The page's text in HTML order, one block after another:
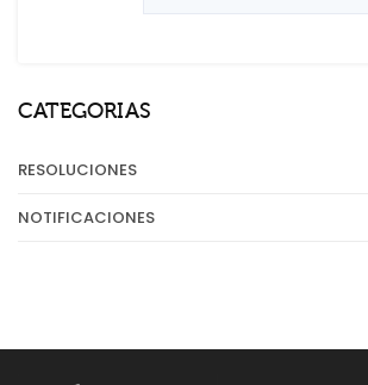
CATEGORIAS
RESOLUCIONES
NOTIFICACIONES